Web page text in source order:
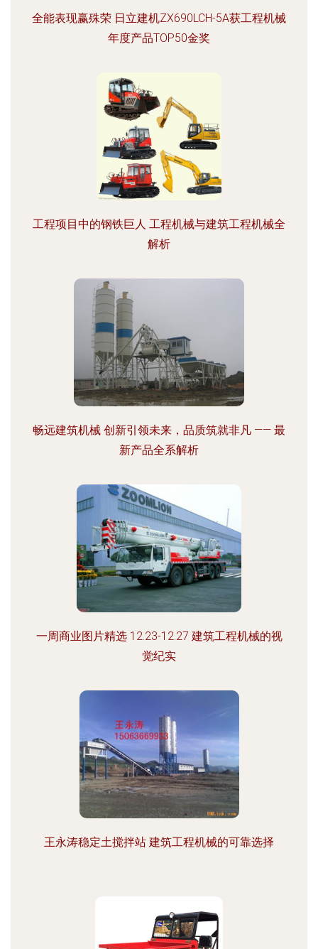
全能表现赢殊荣 日立建机ZX690LCH-5A获工程机械
年度产品TOP50金奖
工程项目中的钢铁巨人 工程机械与建筑工程机械全
解析
畅远建筑机械 创新引领未来，品质筑就非凡 —— 最
新产品全系解析
一周商业图片精选 12.23-12.27 建筑工程机械的视
觉纪实
王永涛稳定土搅拌站 建筑工程机械的可靠选择